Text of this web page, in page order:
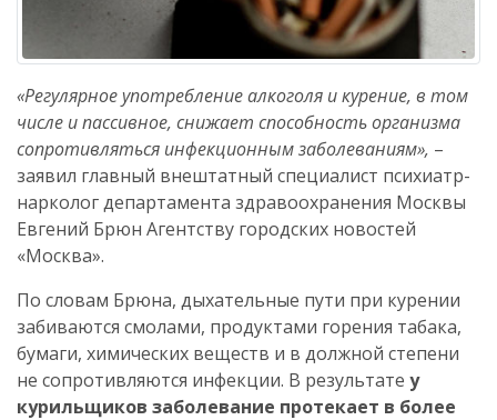
«Регулярное употребление алкоголя и курение, в том
числе и пассивное, снижает способность организма
сопротивляться инфекционным заболеваниям», –
заявил главный внештатный специалист психиатр-
нарколог департамента здравоохранения Москвы
Евгений Брюн Агентству городских новостей
«Москва».
По словам Брюна, дыхательные пути при курении
забиваются смолами, продуктами горения табака,
бумаги, химических веществ и в должной степени
не сопротивляются инфекции. В результате у
курильщиков заболевание протекает в более